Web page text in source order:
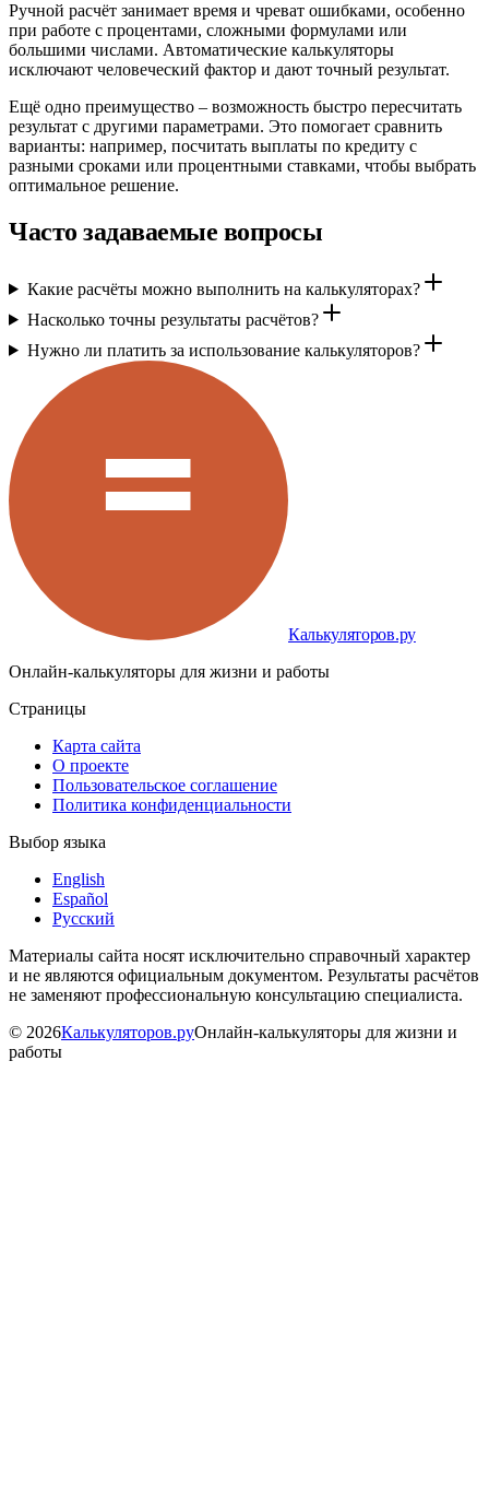
Ручной расчёт занимает время и чреват ошибками, особенно
при работе с процентами, сложными формулами или
большими числами. Автоматические калькуляторы
исключают человеческий фактор и дают точный результат.
Ещё одно преимущество – возможность быстро пересчитать
результат с другими параметрами. Это помогает сравнить
варианты: например, посчитать выплаты по кредиту с
разными сроками или процентными ставками, чтобы выбрать
оптимальное решение.
Часто задаваемые вопросы
Какие расчёты можно выполнить на калькуляторах?
Насколько точны результаты расчётов?
Нужно ли платить за использование калькуляторов?
Калькуляторов.ру
Онлайн-калькуляторы для жизни и работы
Страницы
Карта сайта
О проекте
Пользовательское соглашение
Политика конфиденциальности
Выбор языка
English
Español
Русский
Материалы сайта носят исключительно справочный характер
и не являются официальным документом. Результаты расчётов
не заменяют профессиональную консультацию специалиста.
© 2026Калькуляторов.руОнлайн-калькуляторы для жизни и
работы